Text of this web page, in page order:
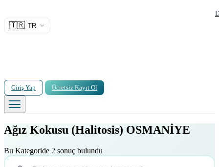
🇹🇷 TR
Giriş Yap Ücretsiz Kayıt Ol
Ağız Kokusu (Halitosis) OSMANİYE
Bu Kategoride 2 sonuç bulundu